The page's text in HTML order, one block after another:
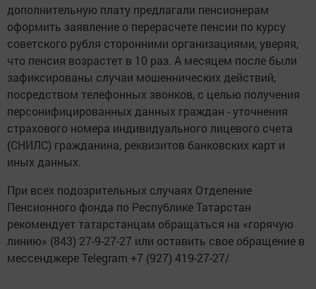
дополнительную плату предлагали пенсионерам
оформить заявление о перерасчете пенсии по курсу
советского рубля сторонними организациями, уверяя,
что пенсия возрастет в 10 раз. А месяцем после были
зафиксированы случаи мошеннических действий,
посредством телефонных звонков, с целью получения
персонифицированных данных граждан - уточнения
страхового номера индивидуального лицевого счета
(СНИЛС) гражданина, реквизитов банковских карт и
иных данных.
При всех подозрительных случаях Отделение
Пенсионного фонда по Республике Татарстан
рекомендует татарстанцам обращаться на «горячую
линию» (843) 27-9-27-27 или оставить свое обращение в
мессенджере Telegram +7 (927) 419-27-27/